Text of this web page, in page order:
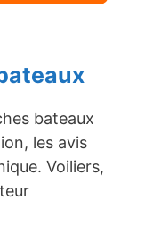
bateaux
les avis
Voiliers,